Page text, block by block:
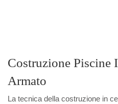
Costruzione Piscine
Armato
La tecnica della costruzione in